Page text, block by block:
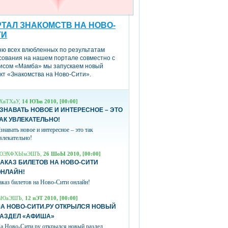
ЗНАКОМСТВ НА НОВО-
всех влюбленных по результатам
на нашем портале совместно с
«Мамба» мы запускаем новый
«Знакомства на Ново-Сити».
14 ЮЪв 2010, [00:00]
НОВОЕ И ИНТЕРЕСНОЕ – ЭТО
УВЛЕКАТЕЛЬНО!
новое и интересное – это так
26 ШоЫ 2010, [00:00]
БИЛЕТОВ НА НОВО-СИТИ
билетов на Ново-Сити онлайн!
12 пЭТ 2010, [00:00]
НОВО-СИТИ.РУ ОТКРЫЛСЯ НОВЫЙ
«АФИША»
Ново-Сити.ру открылся новый раздел